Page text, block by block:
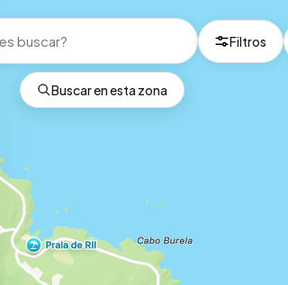
Filtros
Buscar en esta zona